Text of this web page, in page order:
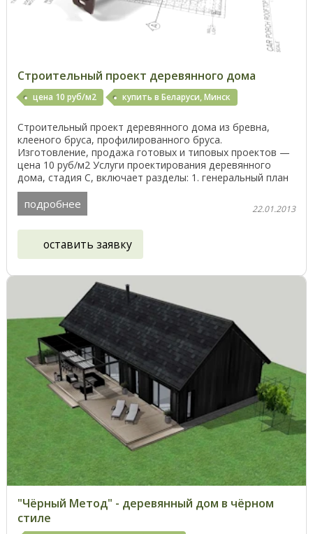
Строительный проект деревянного дома
цена 10 руб/м2 купить в Беларуси, Минск
Строительный проект деревянного дома из бревна,
клееного бруса, профилированного бруса.
Изготовление, продажа готовых и типовых проектов —
цена 10 руб/м2 Услуги проектирования деревянного
дома, стадия С, включает разделы: 1. генеральный план
участка ...
подробнее 22.01.2013
оставить заявку
"Чёрный Метод" - деревянный дом в чёрном
стиле